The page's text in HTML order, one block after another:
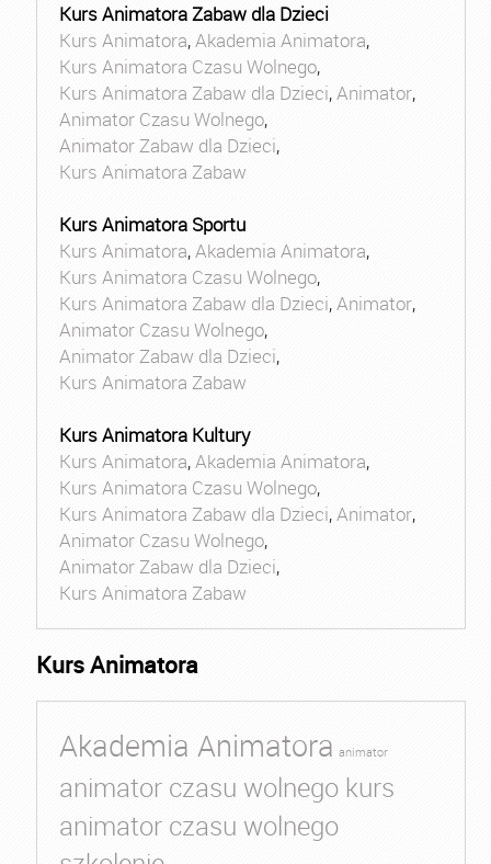
Kurs Animatora Zabaw dla Dzieci
Kurs Animatora,Akademia Animatora,
Kurs Animatora Czasu Wolnego,
Kurs Animatora Zabaw dla Dzieci,Animator,
Animator Czasu Wolnego,
Animator Zabaw dla Dzieci,
Kurs Animatora Zabaw
Kurs Animatora Sportu
Kurs Animatora,Akademia Animatora,
Kurs Animatora Czasu Wolnego,
Kurs Animatora Zabaw dla Dzieci,Animator,
Animator Czasu Wolnego,
Animator Zabaw dla Dzieci,
Kurs Animatora Zabaw
Kurs Animatora Kultury
Kurs Animatora,Akademia Animatora,
Kurs Animatora Czasu Wolnego,
Kurs Animatora Zabaw dla Dzieci,Animator,
Animator Czasu Wolnego,
Animator Zabaw dla Dzieci,
Kurs Animatora Zabaw
Kurs Animatora
Akademia Animatora animator
animator czasu wolnego kurs
animator czasu wolnego